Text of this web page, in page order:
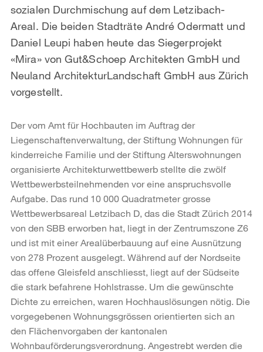
sozialen Durchmischung auf dem Letzibach-
Areal. Die beiden Stadträte André Odermatt und
Daniel Leupi haben heute das Siegerprojekt
«Mira» von Gut&Schoep Architekten GmbH und
Neuland ArchitekturLandschaft GmbH aus Zürich
vorgestellt.
Der vom Amt für Hochbauten im Auftrag der
Liegenschaftenverwaltung, der Stiftung Wohnungen für
kinderreiche Familie und der Stiftung Alterswohnungen
organisierte Architekturwettbewerb stellte die zwölf
Wettbewerbsteilnehmenden vor eine anspruchsvolle
Aufgabe. Das rund 10 000 Quadratmeter grosse
Wettbewerbsareal Letzibach D, das die Stadt Zürich 2014
von den SBB erworben hat, liegt in der Zentrumszone Z6
und ist mit einer Arealüberbauung auf eine Ausnützung
von 278 Prozent ausgelegt. Während auf der Nordseite
das offene Gleisfeld anschliesst, liegt auf der Südseite
die stark befahrene Hohlstrasse. Um die gewünschte
Dichte zu erreichen, waren Hochhauslösungen nötig. Die
vorgegebenen Wohnungsgrössen orientierten sich an
den Flächenvorgaben der kantonalen
Wohnbauförderungsverordnung. Angestrebt werden die